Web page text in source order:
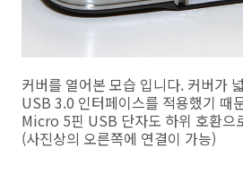
커버를 열어본 모습 입니다. 커버가
USB 3.0 인터페이스를 적용했기 때
Micro 5핀 USB 단자도 하위 호환으
(사진상의 오른쪽에 연결이 가능)